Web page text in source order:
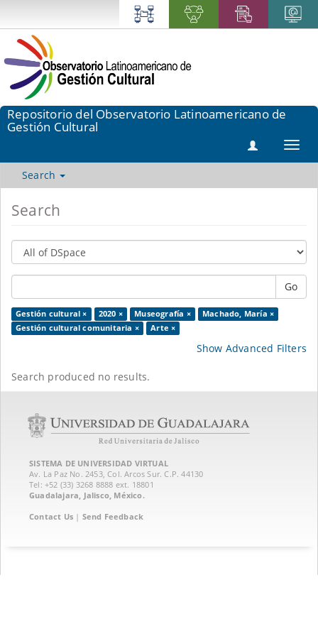
Repositorio del Observatorio Latinoamericano de
Gestión Cultural
Search
Search
Go
Gestión cultural × 2020 × Museografía ×
Machado, María ×
Gestión cultural comunitaria ×
Arte ×
Show Advanced Filters
Search produced no results.
SISTEMA DE UNIVERSIDAD VIRTUAL
Av. La Paz No. 2453, Col. Arcos Sur. C.P. 44130
Tel: +52 (33) 3268 8888‏ ext. 18801
Guadalajara, Jalisco, México.
Contact Us | Send Feedback